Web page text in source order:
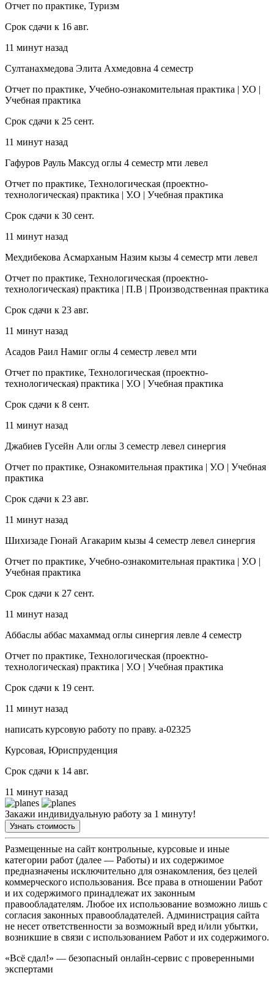
Отчет по практике, Туризм
Срок сдачи к 16 авг.
11 минут назад
Султанахмедова Элита Ахмедовна 4 семестр
Отчет по практике, Учебно-ознакомительная практика | У.О |
Учебная практика
Срок сдачи к 25 сент.
11 минут назад
Гафуров Рауль Максуд оглы 4 семестр мти левел
Отчет по практике, Технологическая (проектно-
технологическая) практика | У.О | Учебная практика
Срок сдачи к 30 сент.
11 минут назад
Мехдибекова Асмарханым Назим кызы 4 семестр мти левел
Отчет по практике, Технологическая (проектно-
технологическая) практика | П.В | Производственная практика
Срок сдачи к 23 авг.
11 минут назад
Асадов Раил Намиг оглы 4 семестр левел мти
Отчет по практике, Технологическая (проектно-
технологическая) практика | У.О | Учебная практика
Срок сдачи к 8 сент.
11 минут назад
Джабиев Гусейн Али оглы 3 семестр левел синергия
Отчет по практике, Ознакомительная практика | У.О | Учебная
практика
Срок сдачи к 23 авг.
11 минут назад
Шихизаде Гюнай Агакарим кызы 4 семестр левел синергия
Отчет по практике, Учебно-ознакомительная практика | У.О |
Учебная практика
Срок сдачи к 27 сент.
11 минут назад
Аббаслы аббас махаммад оглы синергия левле 4 семестр
Отчет по практике, Технологическая (проектно-
технологическая) практика | У.О | Учебная практика
Срок сдачи к 19 сент.
11 минут назад
написать курсовую работу по праву. а-02325
Курсовая, Юриспруденция
Срок сдачи к 14 авг.
11 минут назад
Закажи индивидуальную работу за 1 минуту!
Узнать стоимость
Размещенные на сайт контрольные, курсовые и иные
категории работ (далее — Работы) и их содержимое
предназначены исключительно для ознакомления, без целей
коммерческого использования. Все права в отношении Работ
и их содержимого принадлежат их законным
правообладателям. Любое их использование возможно лишь с
согласия законных правообладателей. Администрация сайта
не несет ответственности за возможный вред и/или убытки,
возникшие в связи с использованием Работ и их содержимого.
«Всё сдал!» — безопасный онлайн-сервис с проверенными
экспертами